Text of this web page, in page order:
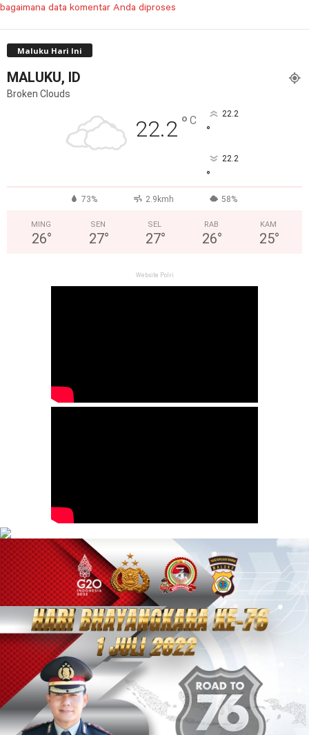
bagaimana data komentar Anda diproses
Maluku Hari Ini
MALUKU, ID
Broken Clouds
22.2 ° C 22.2
°
22.2
°
73% 2.9kmh 58%
MING
26°
SEN
27°
SEL
27°
RAB
26°
KAM
25°
Website Polri